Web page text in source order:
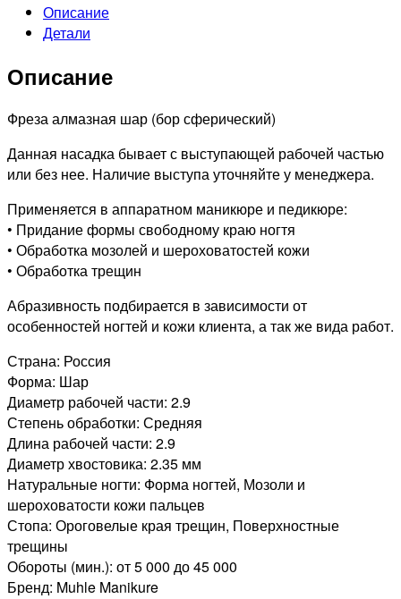
524
029
Описание
Детали
Описание
Фреза алмазная шар (бор сферический)
Данная насадка бывает с выступающей рабочей частью
или без нее. Наличие выступа уточняйте у менеджера.
Применяется в аппаратном маникюре и педикюре:
• Придание формы свободному краю ногтя
• Обработка мозолей и шероховатостей кожи
• Обработка трещин
Абразивность подбирается в зависимости от
особенностей ногтей и кожи клиента, а так же вида работ.
Страна: Россия
Форма: Шар
Диаметр рабочей части: 2.9
Степень обработки: Средняя
Длина рабочей части: 2.9
Диаметр хвостовика: 2.35 мм
Натуральные ногти: Форма ногтей, Мозоли и
шероховатости кожи пальцев
Стопа: Ороговелые края трещин, Поверхностные
трещины
Обороты (мин.): от 5 000 до 45 000
Бренд: Muhle Manikure